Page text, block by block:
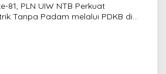
81, PLN UIW NTB Perkuat
Tanpa Padam melalui PDKB di